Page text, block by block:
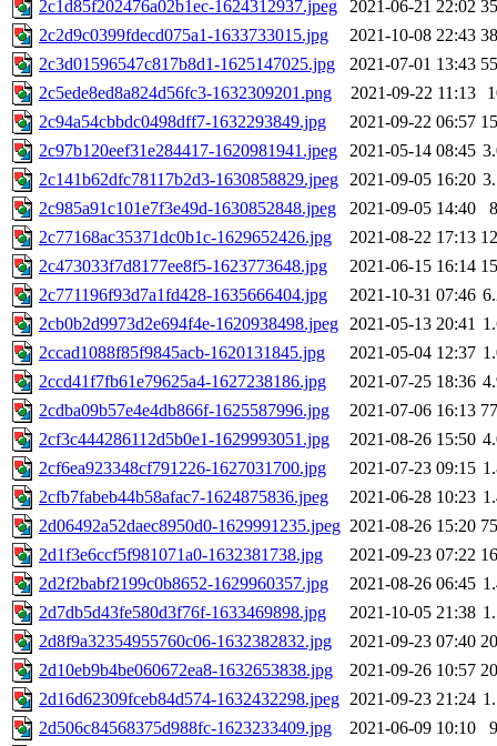
2c1d85f202476a02b1ec-1624312937.jpeg 2021-06-21 22:02
2c2d9c0399fdecd075a1-1633733015.jpg
2021-10-08 22:43
2c3d01596547c817b8d1-1625147025.jpg
2021-07-01 13:43
2c5ede8ed8a824d56fc3-1632309201.png
2021-09-22 11:13
2c94a54cbbdc0498dff7-1632293849.jpg
2021-09-22 06:57
2c97b120eef31e284417-1620981941.jpeg
2021-05-14 08:45
2c141b62dfc78117b2d3-1630858829.jpeg 2021-09-05 16:20
2c985a91c101e7f3e49d-1630852848.jpeg
2021-09-05 14:40
2c77168ac35371dc0b1c-1629652426.jpg
2021-08-22 17:13
2c473033f7d8177ee8f5-1623773648.jpg
2021-06-15 16:14
2c771196f93d7a1fd428-1635666404.jpg
2021-10-31 07:46
2cb0b2d9973d2e694f4e-1620938498.jpeg 2021-05-13 20:41
2ccad1088f85f9845acb-1620131845.jpg
2021-05-04 12:37
2ccd41f7fb61e79625a4-1627238186.jpg
2021-07-25 18:36
2cdba09b57e4e4db866f-1625587996.jpg
2021-07-06 16:13
2cf3c444286112d5b0e1-1629993051.jpg
2021-08-26 15:50
2cf6ea923348cf791226-1627031700.jpg
2021-07-23 09:15
2cfb7fabeb44b58afac7-1624875836.jpeg
2021-06-28 10:23
2d06492a52daec8950d0-1629991235.jpeg 2021-08-26 15:20
2d1f3e6ccf5f981071a0-1632381738.jpg
2021-09-23 07:22
2d2f2babf2199c0b8652-1629960357.jpg
2021-08-26 06:45
2d7db5d43fe580d3f76f-1633469898.jpg
2021-10-05 21:38
2d8f9a32354955760c06-1632382832.jpg
2021-09-23 07:40
2d10eb9b4be060672ea8-1632653838.jpg
2021-09-26 10:57
2d16d62309fceb84d574-1632432298.jpeg 2021-09-23 21:24
2d506c84568375d988fc-1623233409.jpg
2021-06-09 10:10